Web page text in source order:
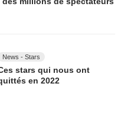
News - Stars
stars qui nous ont
en 2022